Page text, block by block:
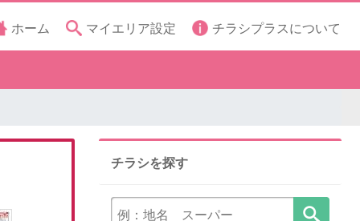
ホーム マイエリア設定 チラシプラスについて
チラシを探す